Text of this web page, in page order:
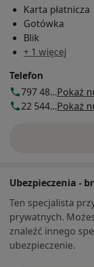
Karta płatnicza
Gotówka
Blik
+ 1 więcej
Telefon
797 48...Pokaż
22 544...Pokaż
Ubezpieczenia -
Ten specjalista
prywatnych.
znaleźć innego
ubezpieczenie.